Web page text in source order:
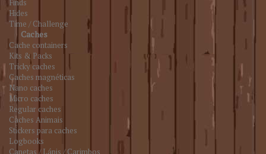
Finds
Hides
Time / Challenge
Caches
Cache containers
Kits & Packs
Tricky caches
Caches magnéticas
Nano caches
Micro caches
Regular caches
Caches Animais
Stickers para caches
Logbooks
Canetas / Lápis / Carimbos